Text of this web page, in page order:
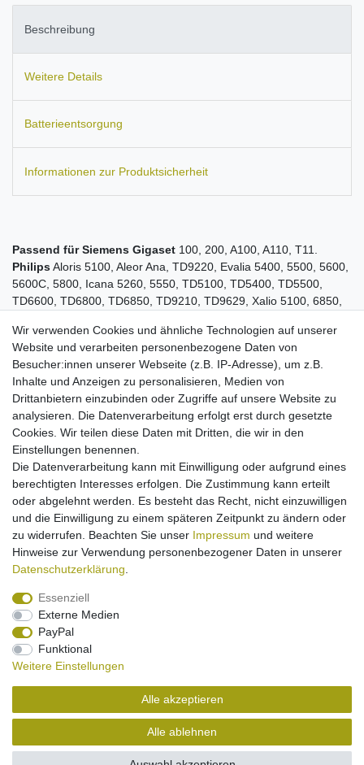
Beschreibung
Weitere Details
Batterieentsorgung
Informationen zur Produktsicherheit
Passend für Siemens Gigaset 100, 200, A100, A110, T11.
PhilipsAloris 5100, Aleor Ana, TD9220, Evalia 5400, 5500, 5600,
5600C, 5800, Icana 5260, 5550, TD5100, TD5400, TD5500,
TD6600, TD6800, TD6850, TD9210, TD9629, Xalio 5100, 6850,
Gipsy.Alcatel2070, 2570. Daytona, Eole 100, Eole 200, Eole
300, Eole 40. Altiset Easy L, Pro I, OneTouch Plus. Ascom Adesso.
AudiolineFF888, FF988. Radio Maxi Torch.Ersetzt den Akku-
Typ:60AAH3BMX, C39453-Z5-C193, HSC22.Maße:
x 14 mm.Kapazität: 600 mAh.
Hohe Stand-by- und Sprechzeiten
mit maximal möglichen Kapazität bei diesem Akku-Typ!
Hochwertige Zellen mit langer Lebensdauer
passgenau verarbeitet
ersetzt den Originalakku von o.g. Modellen
Aufladung mit jedem zum Gerät passenden Ladegerät
Kein Memoryeffekt
mit Schutz gegen Überladung/Überhitzung/Kurzschluss
maximal mögliche Sicherheit!
Impressum Daten­schutz­erklärung
Vertrag widerrufen Kontakt
Wir verwenden Cookies und ähnliche Technologien auf unserer
Website und verarbeiten personenbezogene Daten von
Besucher:innen unserer Webseite (z.B. IP-Adresse), um z.B.
Inhalte und Anzeigen zu personalisieren, Medien von
Drittanbietern einzubinden oder Zugriffe auf unsere Website zu
analysieren. Die Datenverarbeitung erfolgt erst durch gesetzte
Cookies. Wir teilen diese Daten mit Dritten, die wir in den
Einstellungen benennen.
Die Datenverarbeitung kann mit Einwilligung oder aufgrund eines
berechtigten Interesses erfolgen. Die Zustimmung kann erteilt
oder abgelehnt werden. Es besteht das Recht, nicht einzuwilligen
und die Einwilligung zu einem späteren Zeitpunkt zu ändern oder
zu widerrufen. Beachten Sie unser Impressum und weitere
Hinweise zur Verwendung personenbezogener Daten in unserer
Daten­schutz­erklärung
Essenziell
Externe Medien
PayPal
Funktional
Weitere Einstellungen
Alle akzeptieren
Alle ablehnen